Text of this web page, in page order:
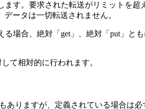
ます。要求された転送がリミットを超
ータは一切転送されません。
場合、絶対「get」、絶対「put」とも
て相対的に行われます。
ありますが、定義されている場合は